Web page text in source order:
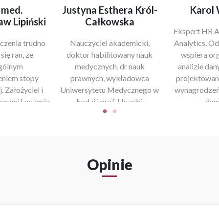
radiolog
ekspert
małych
się w
USG w
Izabela Suckiel
oświatowego i nadzoru
pedagogicznego, od lat
wspierająca dyrektorów
szkół w realizacji
obowiązków wynikających z
przepisów oświatowych.
dr n.
Specjalista
ginekologii
ekspert w
leczeniu
zaburzeń
Opinie